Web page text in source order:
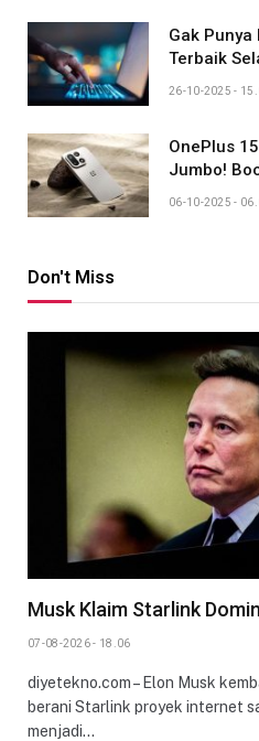
Gak Punya
Terbaik
26-10-2025 -
OnePlus
Jumbo!
06-10-2025 -
Don't Miss
Musk Klaim Starlink
07-08-2026 - 18.06
diyetekno.com – Elon Musk
berani Starlink proyek internet
menjadi…